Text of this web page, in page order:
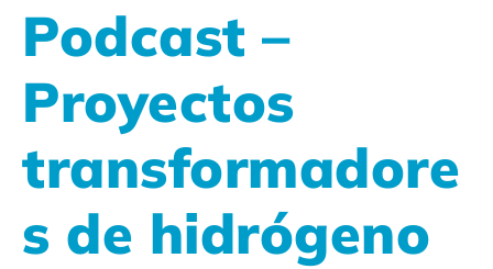
Podcast –
Proyectos
transformadore
s de hidrógeno